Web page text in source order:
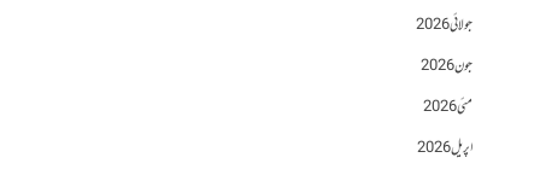
جولائی 2026
جون 2026
مئی 2026
اپریل 2026